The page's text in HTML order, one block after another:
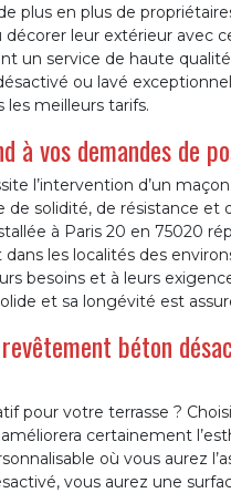
plus en plus de
leur extérieur avec
un service de haute
ou lavé
les meilleurs tarifs.
à vos demandes de
l’intervention d’un
de solidité, de résistance et
à Paris 20 en 75020
les localités des
besoins et à leurs
et sa longévité est
béton
pour votre terrasse ?
certainement
où vous aurez
vous aurez une